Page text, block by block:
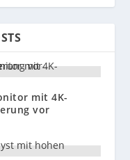
mit 4K-
vor